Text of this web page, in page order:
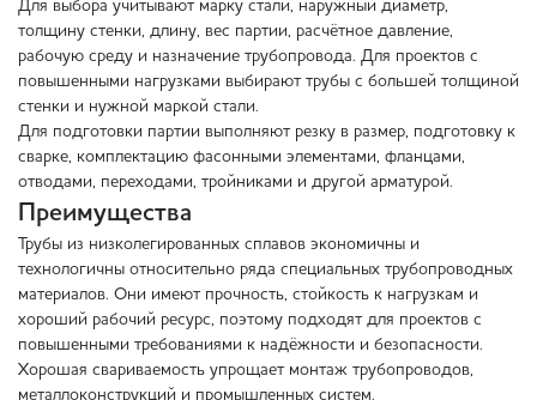
Для выбора учитывают марку стали, наружный диаметр,
толщину стенки, длину, вес партии, расчётное давление,
рабочую среду и назначение трубопровода. Для проектов с
повышенными нагрузками выбирают трубы с большей толщиной
стенки и нужной маркой стали.
Для подготовки партии выполняют резку в размер, подготовку к
сварке, комплектацию фасонными элементами, фланцами,
отводами, переходами, тройниками и другой арматурой.
Преимущества
Трубы из низколегированных сплавов экономичны и
технологичны относительно ряда специальных трубопроводных
материалов. Они имеют прочность, стойкость к нагрузкам и
хороший рабочий ресурс, поэтому подходят для проектов с
повышенными требованиями к надёжности и безопасности.
Хорошая свариваемость упрощает монтаж трубопроводов,
металлоконструкций и промышленных систем.